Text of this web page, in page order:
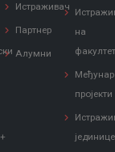
Истраживач
Партнер
Алумни
на
пројекти
јединице